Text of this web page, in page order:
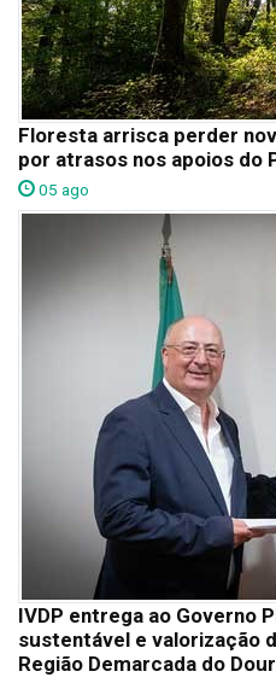
Floresta arrisca perder
por atrasos nos apoios do
05 ago
IVDP entrega ao Governo
sustentável e valorização
Região Demarcada do